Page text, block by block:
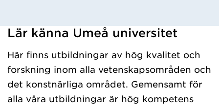
Har hämtat kursochkurspaket.
Lär känna Umeå universitet
Här finns utbildningar av hög kvalitet och
forskning inom alla vetenskapsområden och
det konstnärliga området. Gemensamt för
alla våra utbildningar är hög kompetens